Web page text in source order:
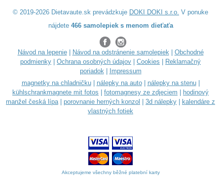
© 2019-2026 Dietavaute.sk prevádzkuje DOKI DOKI s.r.o. V ponuke
nájdete 466 samolepiek s menom dieťaťa
Návod na lepenie| Návod na odstránenie samolepiek| Obchodné
podmienky
Ochrana osobných údajov Cookies
Reklamačný
poriadok|
Impressum
magnetky na chladničku| nálepky na auto| nálepky na stenu|
kühlschrankmagnete mit fotos
fotomagnesy ze zdjęciem
hodinový
manžel česká lípa| porovnanie herných konzol 3d nálepky
kalendáre z
vlastných fotiek
Akceptujeme všechny běžné platební karty